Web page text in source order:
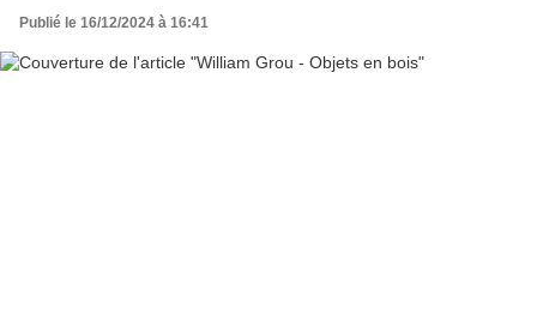
Publié le 16/12/2024 à 16:41